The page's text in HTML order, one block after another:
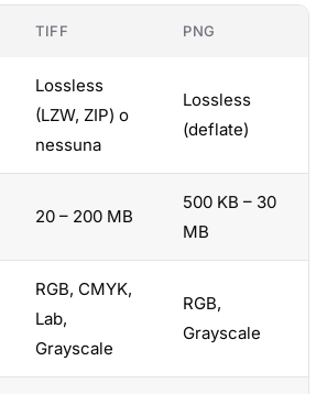
TIFF PNG
Lossless
(LZW, ZIP) o
nessuna
Lossless
(deflate)
20 – 200 MB
500 KB – 30
MB
RGB, CMYK,
Lab,
Grayscale
RGB,
Grayscale